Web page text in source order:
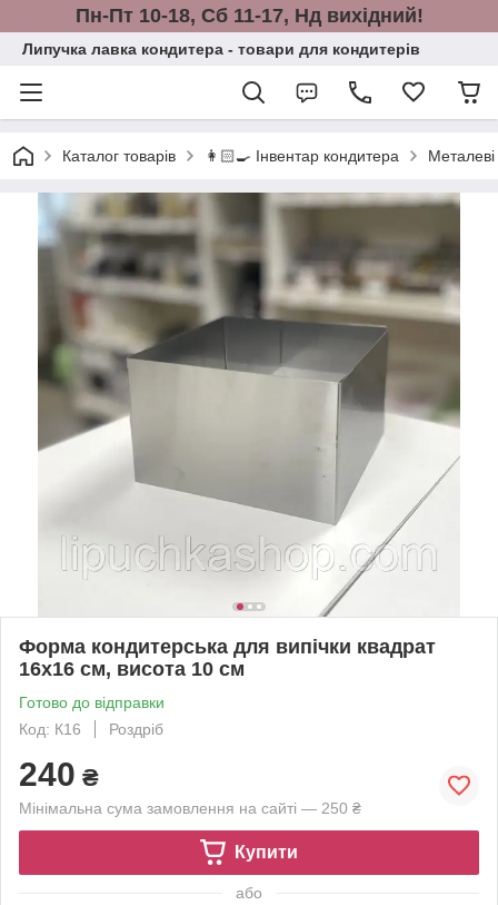
Пн-Пт 10-18, Сб 11-17, Нд вихідний!
Липучка лавка кондитера - товари для кондитерів
Каталог товарів 👩🏻‍🍳 Інвентар кондитера
Форма кондитерська для випічки квадрат
16х16 см, висота 10 см
Готово до відправки
Код: К16
Роздріб
240 ₴
Мінімальна сума замовлення на сайті — 250 ₴
Купити
або